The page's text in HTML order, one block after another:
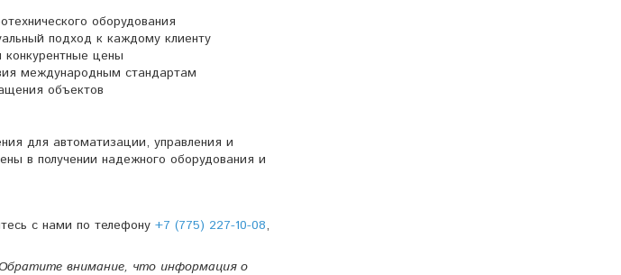
оборудования
подход к каждому клиенту
конкурентные цены
международным стандартам
объектов
для автоматизации, управления и
в получении надежного оборудования и
с нами по телефону +7 (775) 227-10-08,
внимание, что информация о